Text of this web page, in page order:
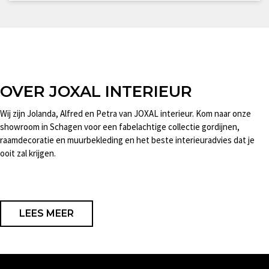
OVER JOXAL INTERIEUR
Wij zijn Jolanda, Alfred en Petra van JOXAL interieur. Kom naar onze
showroom in Schagen voor een fabelachtige collectie gordijnen,
raamdecoratie en muurbekleding en het beste interieuradvies dat je
ooit zal krijgen.
LEES MEER